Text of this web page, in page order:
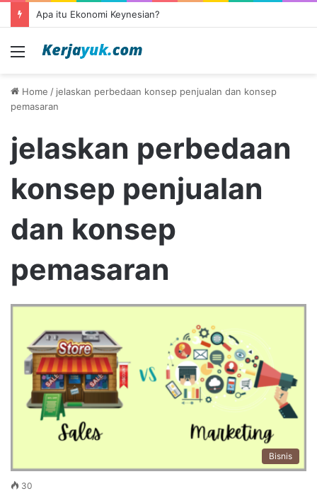
Apa itu Ekonomi Keynesian?
Menu
Home / jelaskan perbedaan konsep penjualan dan konsep
pemasaran
jelaskan perbedaan
konsep penjualan
dan konsep
pemasaran
Bisnis
30